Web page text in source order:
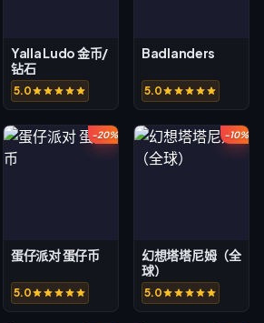
Yalla Ludo 金币/
钻石
5.0
Badlanders
5.0
-20%
蛋仔派对 蛋仔币
5.0
-10%
幻想塔塔尼姆（全
球）
5.0